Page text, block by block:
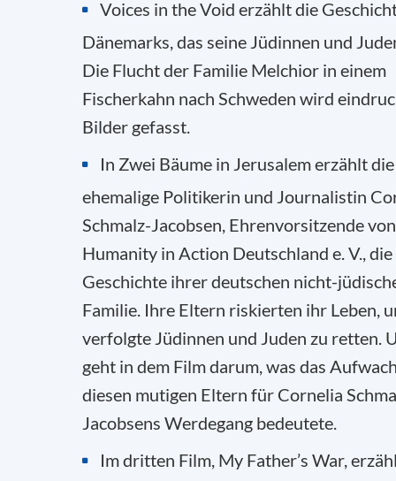
Voices in the Void erzählt die
Dänemarks, das seine Jüdinnen und
Die Flucht der Familie Melchior in einem
Fischerkahn nach Schweden wird
Bilder gefasst.
In Zwei Bäume in Jerusalem erzählt die
ehemalige Politikerin und Journalistin
Schmalz-Jacobsen, Ehrenvorsitzende von
Humanity in Action Deutschland e. V., die
Geschichte ihrer deutschen nicht-
Familie. Ihre Eltern riskierten ihr Leben,
verfolgte Jüdinnen und Juden zu retten.
geht in dem Film darum, was das
diesen mutigen Eltern für Cornelia
Jacobsens Werdegang bedeutete.
Im dritten Film, My Father’s War,